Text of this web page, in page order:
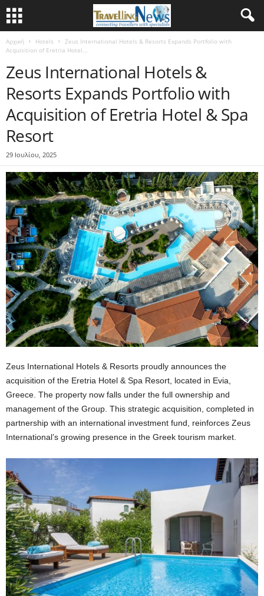
Αρχική Hotels
Zeus International Hotels & Resorts Expands Portfolio with
Acquisition of Eretria Hotel...
Zeus International Hotels &
Resorts Expands Portfolio with
Acquisition of Eretria Hotel & Spa
Resort
29 Ιουλίου, 2025
Zeus International Hotels & Resorts proudly announces the
acquisition of the Eretria Hotel & Spa Resort, located in Evia,
Greece. The property now falls under the full ownership and
management of the Group. This strategic acquisition, completed in
partnership with an international investment fund, reinforces Zeus
International’s growing presence in the Greek tourism market.